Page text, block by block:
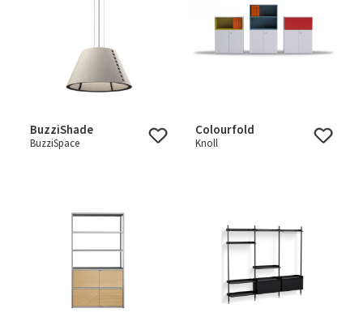
BuzziShade
BuzziSpace
Colourfold
Knoll